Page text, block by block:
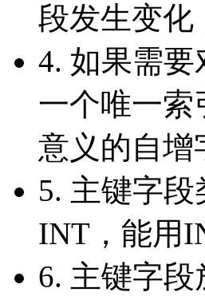
段发生变化
4. 如果需
一个唯一索
意义的自增
5. 主键字
INT，能用
6. 主键字